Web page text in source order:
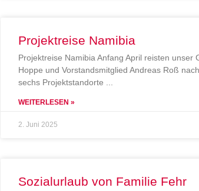
Projektreise Namibia
Projektreise Namibia Anfang April reisten unser
Hoppe und Vorstandsmitglied Andreas Roß
sechs Projektstandorte
WEITERLESEN »
2. Juni 2025
Sozialurlaub von Familie Fehr